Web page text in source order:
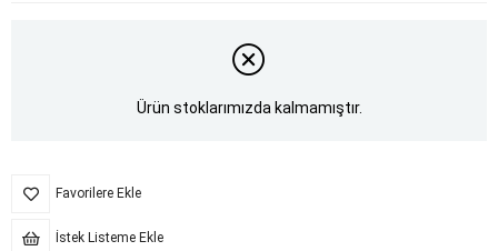
Ürün stoklarımızda kalmamıştır.
Favorilere Ekle
İstek Listeme Ekle